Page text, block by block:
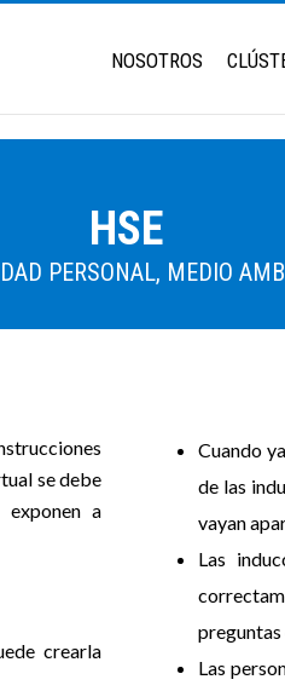
NOSOTROS
HSE
PERSONAL, MEDIO
se debe
a
crearla
Cuando
de las
vayan
Las
Las